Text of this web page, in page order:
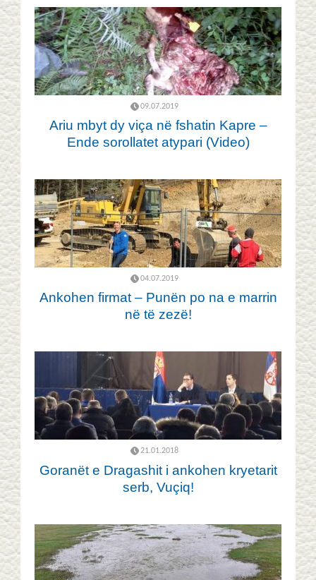
09.07.2019
Ariu mbyt dy viça në fshatin Kapre –
Ende sorollatet atypari (Video)
04.07.2019
Ankohen firmat – Punën po na e marrin
në të zezë!
21.01.2018
Goranët e Dragashit i ankohen kryetarit
serb, Vuçiq!